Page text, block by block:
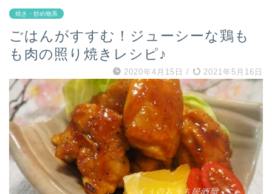
焼き・炒め物系
ごはんがすすむ！ジューシーな鶏も
も肉の照り焼きレシピ♪
2020年4月15日 / 2021年5月16日